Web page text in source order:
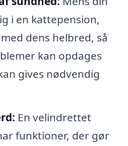
i en kattepension,
dens helbred, så
kan opdages
gives nødvendig
En velindrettet
funktioner, der gør